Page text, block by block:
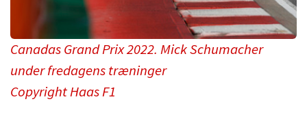
Canadas Grand Prix 2022. Mick Schumacher
under fredagens træninger
Copyright Haas F1